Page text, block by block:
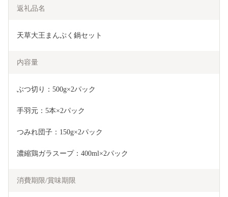
返礼品名
天草大王まんぷく鍋セット
内容量
ぶつ切り：500g×2パック
手羽元：5本×2パック
つみれ団子：150g×2パック
濃縮鶏ガラスープ：400ml×2パック
消費期限/賞味期限